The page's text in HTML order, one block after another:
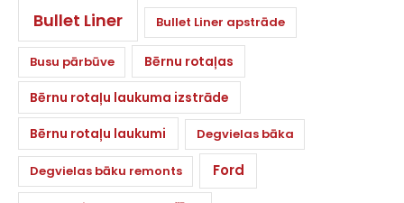
Bullet Liner Bullet Liner apstrāde
Busu pārbūve
Bērnu rotaļas
Bērnu rotaļu laukuma izstrāde
Bērnu rotaļu laukumi
Degvielas bāka
Degvielas bāku remonts Ford